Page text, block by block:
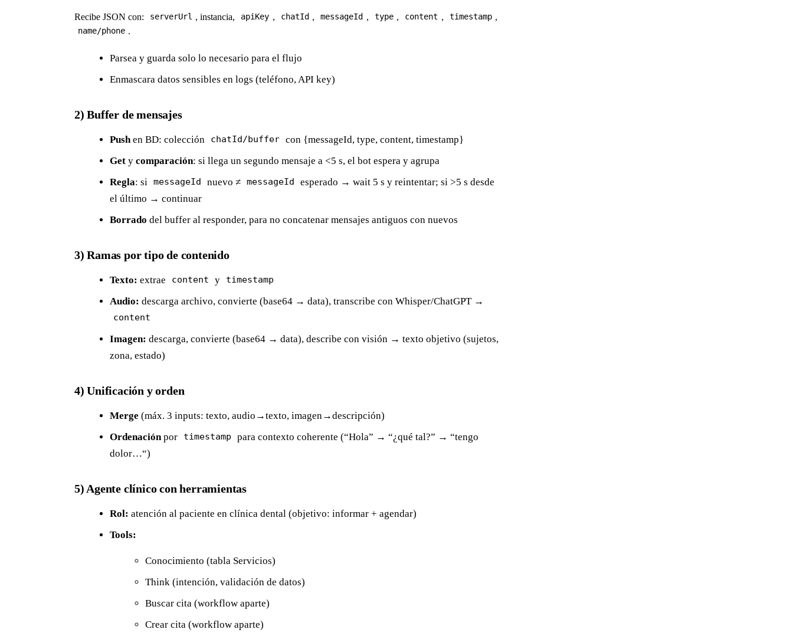
Recibe JSON con: serverUrl , instancia, apiKey , chatId , messageId , type , content , timestamp ,
name/phone .
Parsea y guarda solo lo necesario para el flujo
Enmascara datos sensibles en logs (teléfono, API key)
2) Buffer de mensajes
Pushen BD: colección chatId/buffer con {messageId, type, content, timestamp}
Gety comparación: si llega un segundo mensaje a <5 s, el bot espera y agrupa
Regla: si messageId nuevo ≠ messageId
esperado → wait 5 s y reintentar; si >5 s desde
el último → continuar
Borrado del buffer al responder, para no concatenar mensajes antiguos con nuevos
3) Ramas por tipo de contenido
Texto: extrae content y timestamp
Audio: descarga archivo, convierte (base64 → data), transcribe con Whisper/ChatGPT →
content
Imagen: descarga, convierte (base64 → data), describe con visión → texto objetivo (sujetos,
zona, estado)
4) Unificación y orden
Merge (máx. 3 inputs: texto, audio→texto, imagen→descripción)
Ordenaciónpor timestamp
para contexto coherente (“Hola” → “¿qué tal?” → “tengo
dolor…“)
5) Agente clínico con herramientas
Rol: atención al paciente en clínica dental (objetivo: informar + agendar)
Tools:
Conocimiento (tabla Servicios)
Think (intención, validación de datos)
Buscar cita (workflow aparte)
Crear cita (workflow aparte)